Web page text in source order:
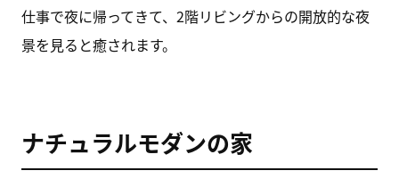
仕事で夜に帰ってきて、2階リビングからの開放的な夜
景を見ると癒されます。
ナチュラルモダンの家